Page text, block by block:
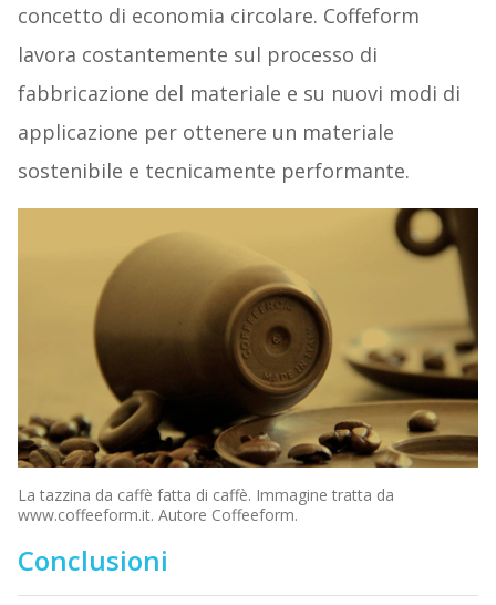
concetto di economia circolare. Coffeform
lavora costantemente sul processo di
fabbricazione del materiale e su nuovi modi di
applicazione per ottenere un materiale
sostenibile e tecnicamente performante.
La tazzina da caffè fatta di caffè. Immagine tratta da
www.coffeeform.it. Autore Coffeeform.
Conclusioni